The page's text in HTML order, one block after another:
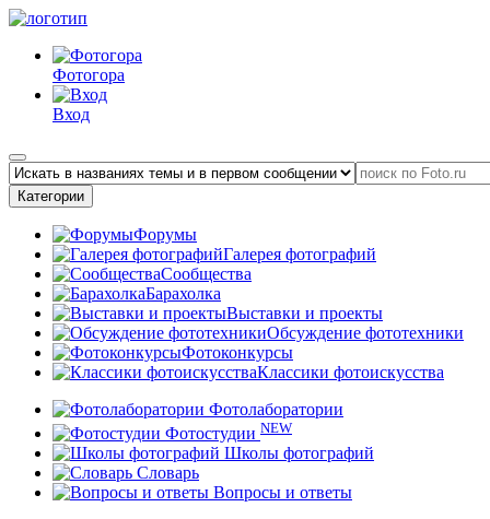
Фотогора
Вход
Категории
Форумы
Галерея фотографий
Сообщества
Барахолка
Выставки и проекты
Обсуждение фототехники
Фотоконкурсы
Классики фотоискусства
Фотолаборатории
Фотостудии NEW
Школы фотографий
Словарь
Вопросы и ответы